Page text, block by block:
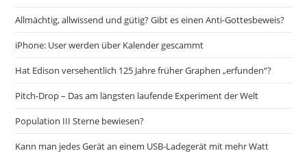
Allmächtig, allwissend und gütig? Gibt es einen Anti-Gottesbeweis?
iPhone: User werden über Kalender gescammt
Hat Edison versehentlich 125 Jahre früher Graphen „erfunden“?
Pitch-Drop – Das am längsten laufende Experiment der Welt
Population III Sterne bewiesen?
Kann man jedes Gerät an einem USB-Ladegerät mit mehr Watt